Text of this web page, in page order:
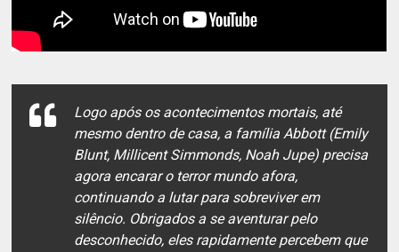
Logo após os acontecimentos mortais, até
mesmo dentro de casa, a família Abbott (Emily
Blunt, Millicent Simmonds, Noah Jupe) precisa
agora encarar o terror mundo afora,
continuando a lutar para sobreviver em
silêncio. Obrigados a se aventurar pelo
desconhecido, eles rapidamente percebem que